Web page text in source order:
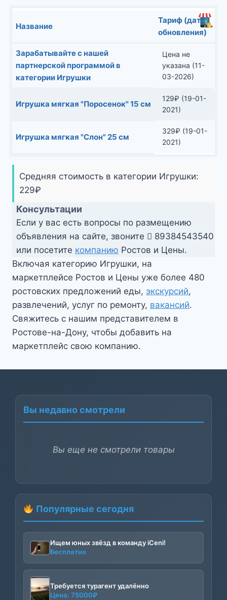
Название
Тариф (дата
обновления)
Зарабатывайте с нашей
партнерской программой в
категории Игрушки
Цена не
указана (11-
03-2026)
Игрушка мягкая "Поросенок" 15 см
129₽ (19-01-
2021)
Игрушка мягкая "Слон" 25 см
329₽ (19-01-
2021)
Средняя стоимость в категории Игрушки:
229₽
Консультации
Если у вас есть вопросы по размещению
объявления на сайте, звоните
89384543540
или посетите компанию Ростов и Цены.
Включая категорию Игрушки, на
маркетплейсе Ростов и Цены уже более 480
ростовских предложений еды, экскурсий,
развлечений, услуг по ремонту, вакансий.
Свяжитесь с нашим представителем в
Ростове-на-Дону, чтобы добавить на
маркетплейс свою компанию.
Вы недавно смотрели
Вы еще не смотрели товары
Популярные сегодня
Ищем юных звёзд в команду iCeni!
Бесплатно
Требуется турагент удалённо
Цена: 75000₽